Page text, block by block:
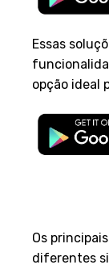
Essas
opção ideal
Os principais
diferentes